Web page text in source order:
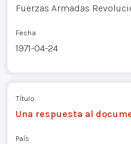
Fuerzas Armadas
Fecha
1971-04-24
Título
Una respuesta al
País